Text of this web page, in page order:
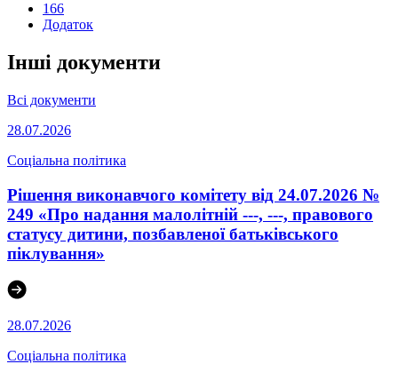
166
Додаток
Інші документи
Всі документи
28.07.2026
Соціальна політика
Рішення виконавчого комітету від 24.07.2026 №
249 «Про надання малолітній ---, ---, правового
статусу дитини, позбавленої батьківського
піклування»
28.07.2026
Соціальна політика